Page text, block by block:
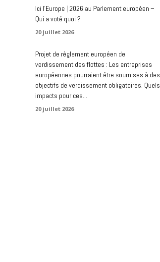
Ici l’Europe | 2026 au Parlement européen –
Qui a voté quoi ?
20 juillet 2026
Projet de règlement européen de
verdissement des flottes : Les entreprises
européennes pourraient être soumises à des
objectifs de verdissement obligatoires. Quels
impacts pour ces...
20 juillet 2026